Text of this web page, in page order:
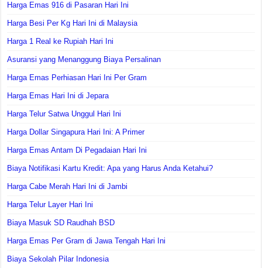
Harga Emas 916 di Pasaran Hari Ini
Harga Besi Per Kg Hari Ini di Malaysia
Harga 1 Real ke Rupiah Hari Ini
Asuransi yang Menanggung Biaya Persalinan
Harga Emas Perhiasan Hari Ini Per Gram
Harga Emas Hari Ini di Jepara
Harga Telur Satwa Unggul Hari Ini
Harga Dollar Singapura Hari Ini: A Primer
Harga Emas Antam Di Pegadaian Hari Ini
Biaya Notifikasi Kartu Kredit: Apa yang Harus Anda Ketahui?
Harga Cabe Merah Hari Ini di Jambi
Harga Telur Layer Hari Ini
Biaya Masuk SD Raudhah BSD
Harga Emas Per Gram di Jawa Tengah Hari Ini
Biaya Sekolah Pilar Indonesia